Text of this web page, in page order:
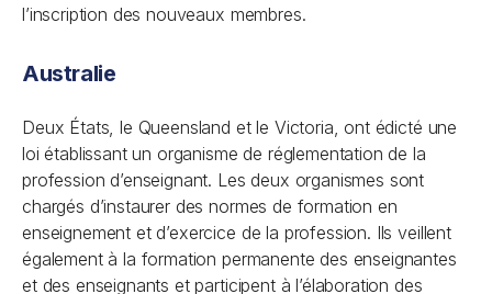
l’inscription des nouveaux membres.
Australie
Deux États, le Queensland et le Victoria, ont édicté une
loi établissant un organisme de réglementation de la
profession d’enseignant. Les deux organismes sont
chargés d’instaurer des normes de formation en
enseignement et d’exercice de la profession. Ils veillent
également à la formation permanente des enseignantes
et des enseignants et participent à l’élaboration des